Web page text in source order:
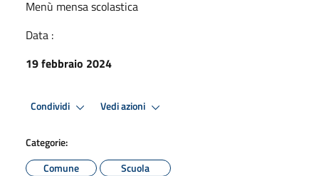
Menù mensa scolastica
Data :
19 febbraio 2024
Condividi Vedi azioni
Categorie:
Comune
Scuola